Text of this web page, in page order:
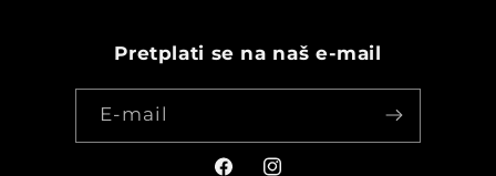
Pretplati se na naš e-mail
E-mail